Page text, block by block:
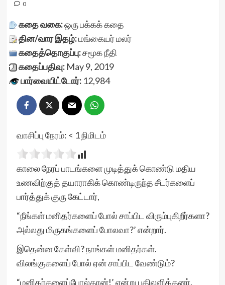
0
கதை வகை:ஒரு பக்கக் கதை
தின/வார இதழ்:மங்கையர் மலர்
கதைத்தொகுப்பு:சமூக நீதி
கதைப்பதிவு:May 9, 2019
பார்வையிட்டோர்:12,984
வாசிப்பு நேரம்: < 1நிமிடம்
காலை நேரப் பாடங்களை முடித்துக் கொண்டு மதிய
உணவிற்குத் தயாராகிக் கொண்டிருந்த சீடர்களைப்
பார்த்துக் குரு கேட்டார்,
“நீங்கள் மனிதர்களைப் போல் சாப்பிட விரும்புகிறீர்களா?
அல்லது மிருகங்களைப் போலவா?’ என்றார்.
இதென்ன கேள்வி? நாங்கள் மனிதர்கள்.
விலங்குகளைப் போல் ஏன் சாப்பிட வேண்டும்?
“மனிதர்களைப்போல்தான்!’ என்று பதிலளித்தனர்.